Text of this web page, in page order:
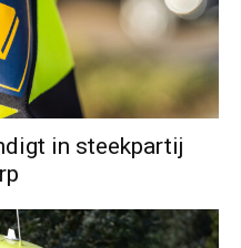
in steekpartij